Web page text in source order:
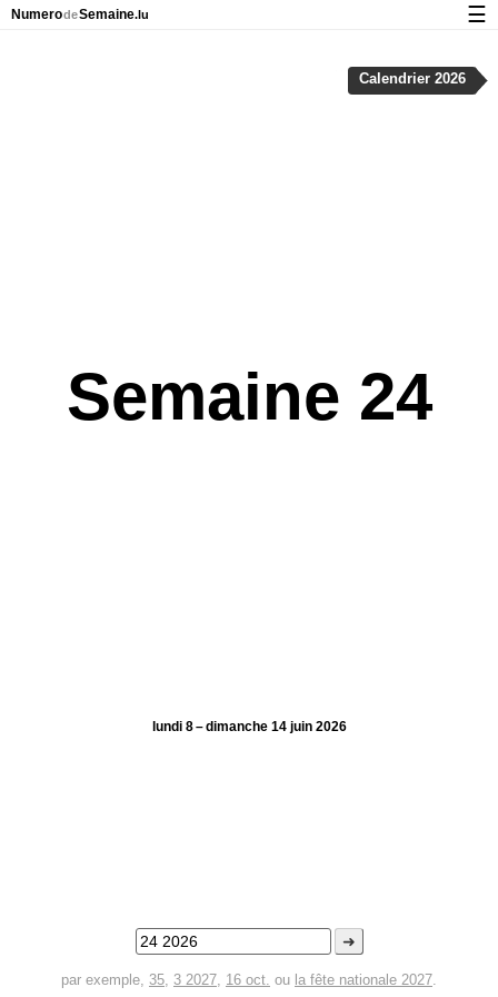
Semaine 24
lundi 8 – dimanche 14 juin 2026
➜
par exemple, 35, 3 2027, 16 oct. ou la fête nationale 2027.
Calendrier 2026
NumerodeSemaine.lu ☰